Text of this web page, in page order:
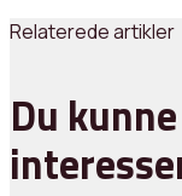
Relaterede artikler
Du